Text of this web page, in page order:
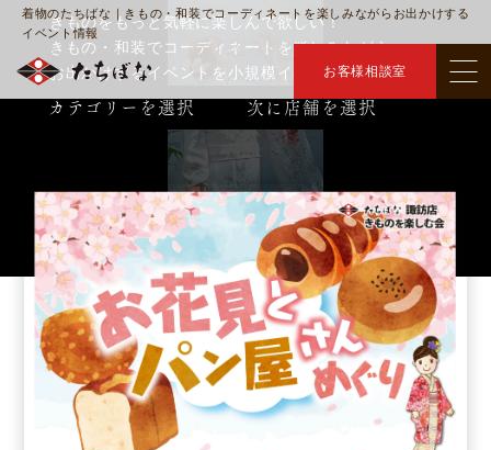
お客様相談室
着物のたちばな｜きもの・和装でコーディネートを楽しみながらお出かけする
イベント情報
きものをもっと気軽に楽しんで欲しい！
きもの・和装でコーディネートを楽しみながら
お出かけするイベントを小規模イベントも含めると
各店で毎月複数回開催しております。
トップ ＞ イベント 絞り込み検索